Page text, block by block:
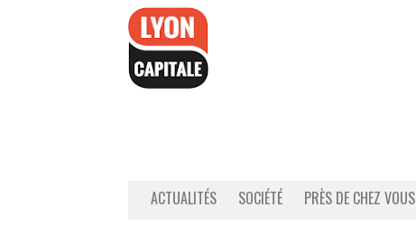
ACTUALITÉS SOCIÉTÉ PRÈS DE CHEZ VOUS